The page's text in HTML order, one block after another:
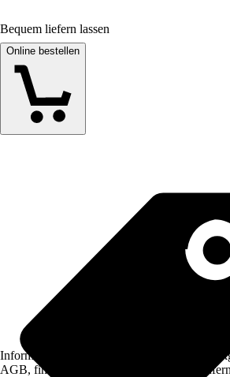
Bequem liefern lassen
Online bestellen
Informationen des Verkäufers, wie z. B.
AGB, finden Sie bei Klick auf den